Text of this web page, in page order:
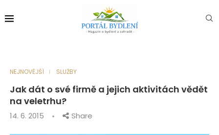
NEJNOVĚJŠÍ SLUŽBY
Jak dát o své firmě a jejich aktivitách vědět
na veletrhu?
14. 6. 2015 Share